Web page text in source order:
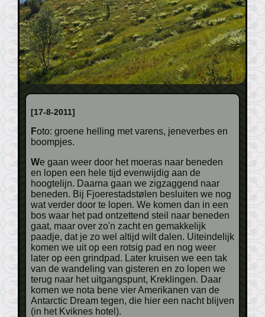
[17-8-2011]
Foto: groene helling met varens, jeneverbes en
boompjes.
We gaan weer door het moeras naar beneden
en lopen een hele tijd evenwijdig aan de
hoogtelijn. Daarna gaan we zigzaggend naar
beneden. Bij Fjoerestadstølen besluiten we nog
wat verder door te lopen. We komen dan in een
bos waar het pad ontzettend steil naar beneden
gaat, maar over zo'n zacht en gemakkelijk
paadje, dat je zo wel altijd wilt dalen. Uiteindelijk
komen we uit op een rotsig pad en nog weer
later op een grindpad. Later kruisen we een tak
van de wandeling van gisteren en zo lopen we
terug naar het uitgangspunt, Kreklingen. Daar
komen we nota bene vier Amerikanen van de
Antarctic Dream tegen, die hier een nacht blijven
(in het Kviknes hotel).